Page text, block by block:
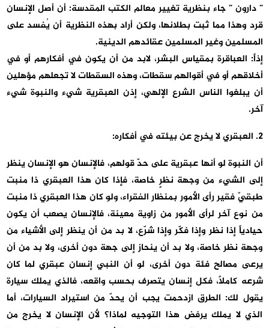
” دارون ” جاء بنظرية تغيير معالم الكتب المقدسة: أن أصل الإنسان
قرد وهذا مما ثبت بطلانها، ولكن أراد بهذه النظرية أن يُفسد على
المسلمين وغير المسلمين عقائدهم الدينية.
إذاً: العباقرة بمقياس البشر، لابد من أن يكون في أفكارهم أو في
أخلاقهم أو في أقوالهم سقطات، وهذه السقطات لا تجعلهم مؤهلين
أن يبلغوا الناس الشرع الإلهي، إذن العبقرية شيء والنبوة شيء
آخر.
2. العبقري لا يخرج عن بيئته في أفكاره:
أن النبوة لو أنها عبقرية على حدّ قولهم، فالإنسان هو الإنسان ينظر
إلى الشيء من وجهة نظرٍ خاصة، فإذا كان هذا العبقري ذا منبت
طبقيّ فقير رأى الأمور بمنظار الفقراء، ولو كان هذا العبقري ذا منبت
من نوع آخر لرأى الأمور من زاوية معينة، فالإنسان يصعب أن يكون
حيادياً إذا نظر وإذا فكّر وإذا شرّع، لا بد من أن ينظر إلى الأشياء من
وجهة نظر خاصة، ولا بد أن ينحاز إلى جهة دون أخرى، ولا بد من أن
يرعى مصالح فئة دون أخرى، لو أن النبي إنسان عبقري لما كان
شرعه كاملاً، فكل إنسان يتصرف بحسب واقعه، فالذي يملك سيارة
يقول لك: الطرق ازدحمت يجب أن يحدّ من استيراد السيارات، أما
الذي لا يملك يرفض هذا التوجيه لماذا؟ لأن الإنسان لا يخرج من